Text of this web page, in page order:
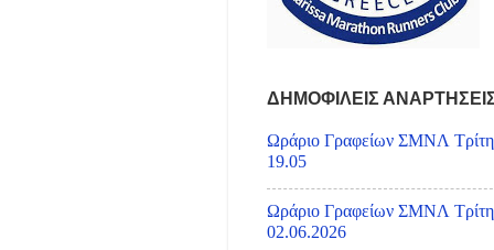
ΔΗΜΟΦΙΛΕΙΣ
Ωράριο Γραφείων ΣΜΝΛ Τρίτη
19.05
Ωράριο Γραφείων ΣΜΝΛ Τρίτη
02.06.2026